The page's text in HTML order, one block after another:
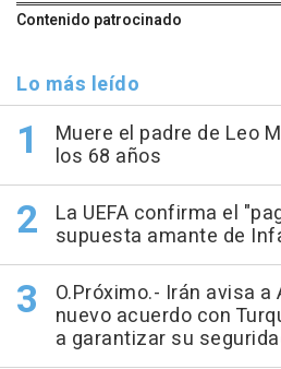
Contenido patrocinado
Lo más leído
Muere el padre de Leo
los 68 años
La UEFA confirma el
supuesta amante de
O.Próximo.- Irán avisa
nuevo acuerdo con
a garantizar su